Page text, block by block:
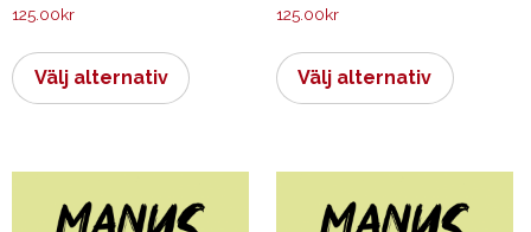
125.00kr
Välj alternativ
här
De
125.00kr
Välj alternativ
här
De